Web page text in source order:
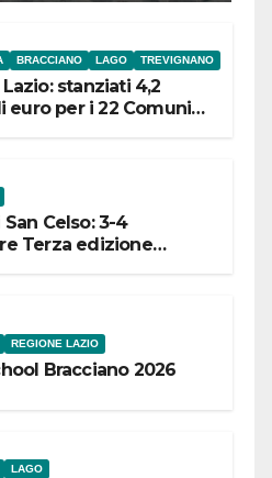
BRACCIANO LAGO TREVIGNANO
stanziati 4,2
euro per i 22 Comuni
San Celso: 3-4
Terza edizione
REGIONE LAZIO
Bracciano 2026
LAGO